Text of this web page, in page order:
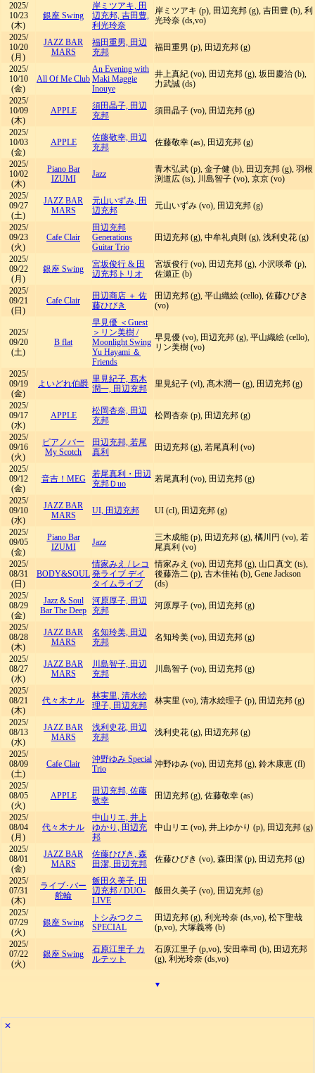
2025/
10/23
(木)
銀座 Swing
岸ミツアキ, 田
辺充邦, 吉田豊,
利光玲奈
岸ミツアキ (p), 田辺充邦 (g), 吉田豊 (b), 利
光玲奈 (ds,vo)
2025/
10/20
(月)
JAZZ BAR
MARS
福田重男, 田辺
充邦
福田重男 (p), 田辺充邦 (g)
2025/
10/10
(金)
All Of Me Club
An Evening with
Maki Maggie
Inouye
井上真紀 (vo), 田辺充邦 (g), 坂田慶治 (b),
力武誠 (ds)
2025/
10/09
(木)
APPLE
須田晶子, 田辺
充邦
須田晶子 (vo), 田辺充邦 (g)
2025/
10/03
(金)
APPLE
佐藤敬幸, 田辺
充邦
佐藤敬幸 (as), 田辺充邦 (g)
2025/
10/02
(木)
Piano Bar
IZUMI
Jazz
青木弘武 (p), 金子健 (b), 田辺充邦 (g), 羽根
渕道広 (ts), 川島智子 (vo), 京京 (vo)
2025/
09/27
(土)
JAZZ BAR
MARS
元山いずみ, 田
辺充邦
元山いずみ (vo), 田辺充邦 (g)
2025/
09/23
(火)
Cafe Clair
田辺充邦
Generations
Guitar Trio
田辺充邦 (g), 中牟礼貞則 (g), 浅利史花 (g)
2025/
09/22
(月)
銀座 Swing
宮坂俊行 & 田
辺充邦トリオ
宮坂俊行 (vo), 田辺充邦 (g), 小沢咲希 (p),
佐瀬正 (b)
2025/
09/21
(日)
Cafe Clair
田辺商店 ＋ 佐
藤ひびき
田辺充邦 (g), 平山織絵 (cello), 佐藤ひびき
(vo)
2025/
09/20
(土)
B flat
早見優 ＜Guest
＞リン美樹 /
Moonlight Swing
Yu Hayami ＆
Friends
早見優 (vo), 田辺充邦 (g), 平山織絵 (cello),
リン美樹 (vo)
2025/
09/19
(金)
よいどれ伯爵 里見紀子, 髙木
潤一, 田辺充邦
里見紀子 (vl), 髙木潤一 (g), 田辺充邦 (g)
2025/
09/17
(水)
APPLE
松岡杏奈, 田辺
充邦
松岡杏奈 (p), 田辺充邦 (g)
2025/
09/16
(火)
ピアノバー
My Scotch
田辺充邦, 若尾
真利
田辺充邦 (g), 若尾真利 (vo)
2025/
09/12
(金)
音吉！MEG
若尾真利・田辺
充邦Ｄuo
若尾真利 (vo), 田辺充邦 (g)
2025/
09/10
(水)
JAZZ BAR
MARS
UI, 田辺充邦 UI (cl), 田辺充邦 (g)
2025/
09/05
(金)
Piano Bar
IZUMI
Jazz
三木成能 (p), 田辺充邦 (g), 橘川円 (vo), 若
尾真利 (vo)
2025/
08/31
(日)
BODY&SOUL
情家みえ / レコ
発ライブ デイ
タイムライブ
情家みえ (vo), 田辺充邦 (g), 山口真文 (ts),
後藤浩二 (p), 古木佳祐 (b), Gene Jackson
(ds)
2025/
08/29
(金)
Jazz & Soul
Bar The Deep
河原厚子, 田辺
充邦
河原厚子 (vo), 田辺充邦 (g)
2025/
08/28
(木)
JAZZ BAR
MARS
名知玲美, 田辺
充邦
名知玲美 (vo), 田辺充邦 (g)
2025/
08/27
(水)
JAZZ BAR
MARS
川島智子, 田辺
充邦
川島智子 (vo), 田辺充邦 (g)
2025/
08/21
(木)
代々木ナル
林実里, 清水絵
理子, 田辺充邦
林実里 (vo), 清水絵理子 (p), 田辺充邦 (g)
2025/
08/13
(水)
JAZZ BAR
MARS
浅利史花, 田辺
充邦
浅利史花 (g), 田辺充邦 (g)
2025/
08/09
(土)
Cafe Clair
沖野ゆみ Special
Trio
沖野ゆみ (vo), 田辺充邦 (g), 鈴木康恵 (fl)
2025/
08/05
(火)
APPLE
田辺充邦, 佐藤
敬幸
田辺充邦 (g), 佐藤敬幸 (as)
2025/
08/04
(月)
代々木ナル
中山リエ, 井上
ゆかり, 田辺充
邦
中山リエ (vo), 井上ゆかり (p), 田辺充邦 (g)
2025/
08/01
(金)
JAZZ BAR
MARS
佐藤ひびき, 森
田潔, 田辺充邦
佐藤ひびき (vo), 森田潔 (p), 田辺充邦 (g)
2025/
07/31
(木)
ライブ･バー
舵輪
飯田久美子, 田
辺充邦 /DUO-
LIVE
飯田久美子 (vo), 田辺充邦 (g)
2025/
07/29
(火)
銀座 Swing
トシみつクニ
SPECIAL
田辺充邦 (g), 利光玲奈 (ds,vo), 松下聖哉
(p,vo), 大塚義将 (b)
2025/
07/22
(火)
銀座 Swing
石原江里子 カ
ルテット
石原江里子 (p,vo), 安田幸司 (b), 田辺充邦
(g), 利光玲奈 (ds,vo)
▾
✕